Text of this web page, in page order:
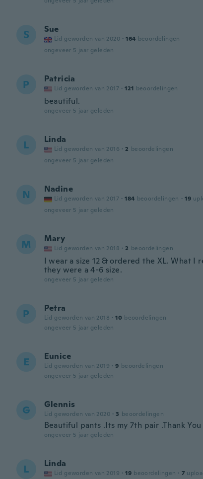
S Sue
Lid geworden van 2020 · 164 beoordelingen
ongeveer 5 jaar geleden
P Patricia
Lid geworden van 2017 · 121 beoordelingen
beautiful.
ongeveer 5 jaar geleden
L Linda
Lid geworden van 2016 · 2 beoordelingen
ongeveer 5 jaar geleden
N Nadine
Lid geworden van 2017 · 184 beoordelingen · 19
ongeveer 5 jaar geleden
M Mary
Lid geworden van 2018 · 2 beoordelingen
I wear a size 12 & ordered the XL. What
they were a 4-6 size.
ongeveer 5 jaar geleden
P Petra
Lid geworden van 2018 · 10 beoordelingen
ongeveer 5 jaar geleden
E Eunice
Lid geworden van 2019 · 9 beoordelingen
ongeveer 5 jaar geleden
G Glennis
Lid geworden van 2020 · 3 beoordelingen
Beautiful pants .Its my 7th pair .Thank You
ongeveer 5 jaar geleden
L Linda
Lid geworden van 2019 · 19 beoordelingen · 7